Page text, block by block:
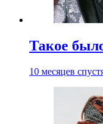
Такое
10 месяцев